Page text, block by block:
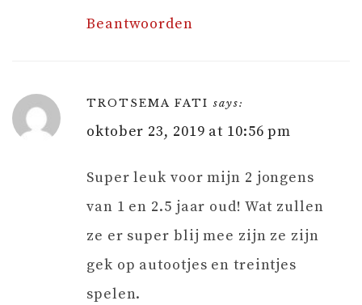
Beantwoorden
TROTSEMA FATI says:
oktober 23, 2019 at 10:56 pm
Super leuk voor mijn 2 jongens
van 1 en 2.5 jaar oud! Wat zullen
ze er super blij mee zijn ze zijn
gek op autootjes en treintjes
spelen.